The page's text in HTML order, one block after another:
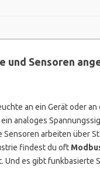
Sensoren
an ein Gerät oder an
analoges
arbeiten über
findest du oft
Und es gibt funkbasierte